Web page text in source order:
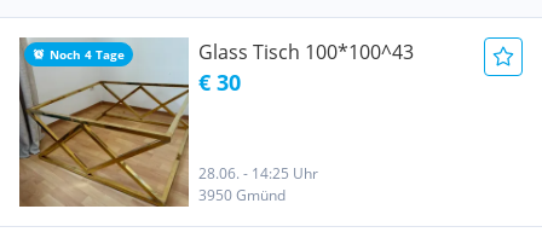
Noch 4 Tage Glass Tisch 100*100^43
€ 30
28.06. - 14:25 Uhr
3950 Gmünd